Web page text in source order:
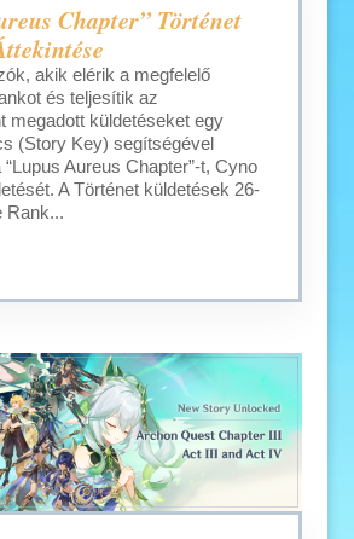
Chapter” Történet
akik elérik a megfelelő
és teljesítik az
megadott küldetéseket egy
(Story Key) segítségével
Aureus Chapter”-t, Cyno
A Történet küldetések 26-
Rank...